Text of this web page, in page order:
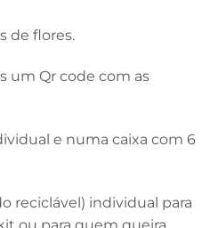
de flores.
um Qr code com as
e numa caixa com 6
reciclável) individual para